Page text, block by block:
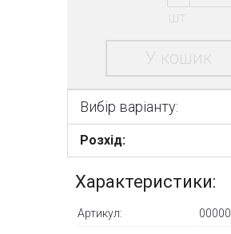
шт.
У кошик
Вибір варіанту:
Розхід:
Характеристики:
Артикул: 00000